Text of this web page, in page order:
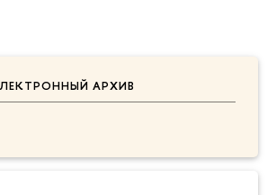
АРХИВ